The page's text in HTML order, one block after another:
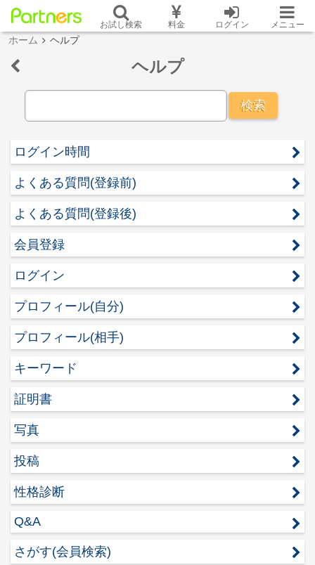
お試し検索 料金 ログイン メニュー
ホーム ヘルプ
ヘルプ
検索
ログイン時間
よくある質問(登録前)
よくある質問(登録後)
会員登録
ログイン
プロフィール(自分)
プロフィール(相手)
キーワード
証明書
写真
投稿
性格診断
Q&A
さがす(会員検索)